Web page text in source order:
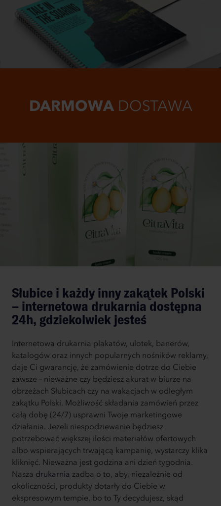
DARMOWA DOSTAWA
Słubice i każdy inny zakątek Polski
– internetowa drukarnia dostępna
24h, gdziekolwiek jesteś
Internetowa drukarnia plakatów, ulotek, banerów,
katalogów oraz innych popularnych nośników reklamy,
daje Ci gwarancję, że zamówienie dotrze do Ciebie
zawsze – nieważne czy będziesz akurat w biurze na
obrzeżach Słubicach czy na wakacjach w odległym
zakątku Polski. Możliwość składania zamówień przez
całą dobę (24/7) usprawni Twoje marketingowe
działania. Jeżeli niespodziewanie będziesz
potrzebować większej ilości materiałów ofertowych
albo wspierających trwającą kampanię, wystarczy klika
kliknięć. Nieważna jest godzina ani dzień tygodnia.
Nasza drukarnia zadba o to, aby, niezależnie od
okoliczności, produkty dotarły do Ciebie w
ekspresowym tempie, bo to Ty decydujesz, skąd